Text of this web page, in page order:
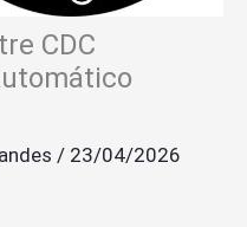
CDC
/ 23/04/2026